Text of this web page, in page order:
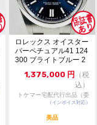
ロレックス オイスター
パーペチュアル41 124
300 ブライトブルー 2
1,375,000 円
（税
込）
トケマー宅配代行出品（委
託販売）
（インボイス対応）
美品